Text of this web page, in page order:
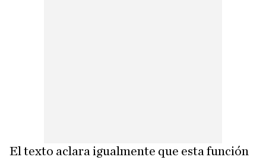
El texto aclara igualmente que esta función